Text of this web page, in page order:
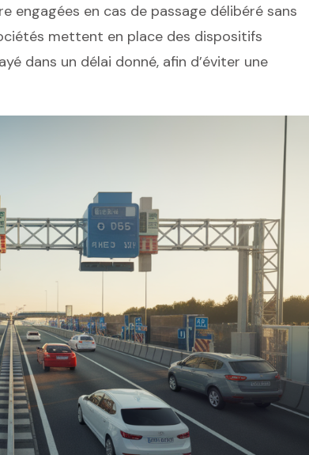
engagées en cas de passage délibéré sans
mettent en place des dispositifs
dans un délai donné, afin d’éviter une